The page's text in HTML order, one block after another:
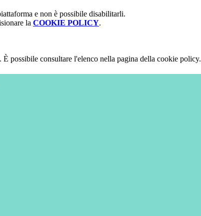
e non è possibile disabilitarli.
la COOKIE POLICY.
possibile consultare l'elenco nella pagina della cookie policy.